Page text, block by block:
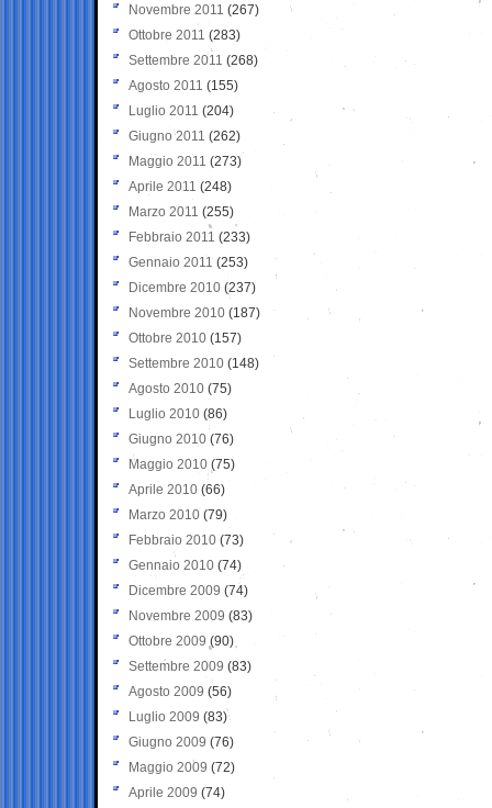
Novembre 2011 (267)
Ottobre 2011 (283)
Settembre 2011 (268)
Agosto 2011 (155)
Luglio 2011 (204)
Giugno 2011 (262)
Maggio 2011 (273)
Aprile 2011 (248)
Marzo 2011 (255)
Febbraio 2011 (233)
Gennaio 2011 (253)
Dicembre 2010 (237)
Novembre 2010 (187)
Ottobre 2010 (157)
Settembre 2010 (148)
Agosto 2010 (75)
Luglio 2010 (86)
Giugno 2010 (76)
Maggio 2010 (75)
Aprile 2010 (66)
Marzo 2010 (79)
Febbraio 2010 (73)
Gennaio 2010 (74)
Dicembre 2009 (74)
Novembre 2009 (83)
Ottobre 2009 (90)
Settembre 2009 (83)
Agosto 2009 (56)
Luglio 2009 (83)
Giugno 2009 (76)
Maggio 2009 (72)
Aprile 2009 (74)